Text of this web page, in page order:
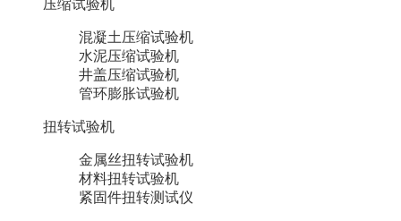
压缩试验机
混凝土压缩试验机
水泥压缩试验机
井盖压缩试验机
管环膨胀试验机
扭转试验机
金属丝扭转试验机
材料扭转试验机
紧固件扭转测试仪